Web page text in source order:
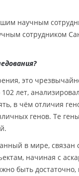
научным
сотрудником
это
лет,
в чём отличия
генов. Те
в мире, связан
начиная с
быть достаточно,